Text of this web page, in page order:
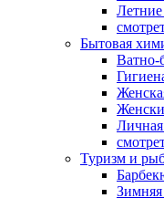
Бытовая
Ватно-
Туризм и